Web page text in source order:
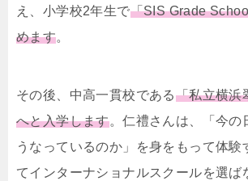
え、小学校2年生で「SIS Grade
めます。
その後、中高一貫校である「私立横浜
へと入学します。仁禮さんは、「今の
うなっているのか」を身をもって体験
てインターナショナルスクールを選ば